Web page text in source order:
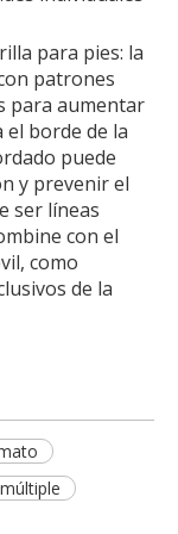
para pies: la
patrones
para aumentar
el borde de la
puede
y prevenir el
ser líneas
con el
como
de la